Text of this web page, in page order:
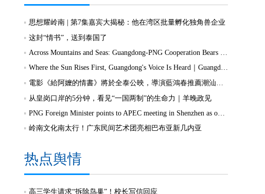
思想耀岭南 | 第7集嘉宾大揭秘：他在湾区批量孵化独角兽企业
这封“情书”，送到泰国了
Across Mountains and Seas: Guangdong-PNG Cooperation Bears Fruit
Where the Sun Rises First, Guangdong's Voice Is Heard｜Guangdong media, Samoa MCIT sign deal to bring Canton Today to TV9
電影《給阿嬤的情書》將於全泰公映，導演藍鴻春推薦潮汕美景美食
从皇岗口岸的5分钟，看见“一国两制”的生命力｜羊晚政见
PNG Foreign Minister points to APEC meeting in Shenzhen as opportunity to deepen bilateral ties
岭南文化南太行！广东民间艺术团亮相巴布亚新几内亚
热点舆情
高三学生请求“拆除鸟巢”！校长写信回应